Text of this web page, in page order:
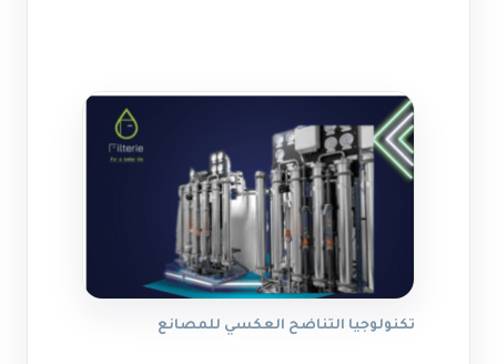
تكنولوجيا التناضح العكسي للمصانع